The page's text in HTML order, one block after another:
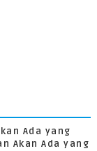
Ada yang
Akan Ada yang